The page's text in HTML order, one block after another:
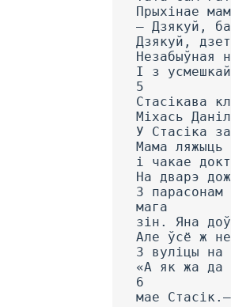
Прыхінае
— Дзякуй,
Дзякуй,
Незабыўная
I з
5
Стасікава
Міхась
У Стасіка
Мама
і чакае
На дварэ
3
мага
зін. Яна
Але ўсё ж
3 вуліцы на
«А як жа да
6
мае